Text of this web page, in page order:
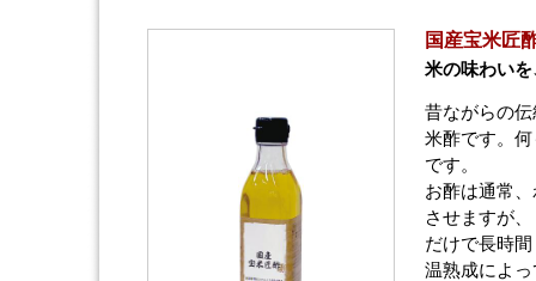
国産宝米匠
米の味わい
昔ながらの
米酢です。
です。
お酢は通常
させますが
だけで長時
温熟成によ